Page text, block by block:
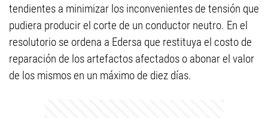
tendientes a minimizar los inconvenientes de tensión que
pudiera producir el corte de un conductor neutro. En el
resolutorio se ordena a Edersa que restituya el costo de
reparación de los artefactos afectados o abonar el valor
de los mismos en un máximo de diez días.